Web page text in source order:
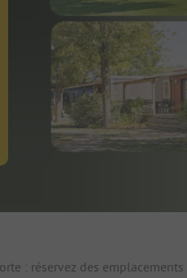
rechercher emplacements
de filtre hebergements-locatifs
: réservez des